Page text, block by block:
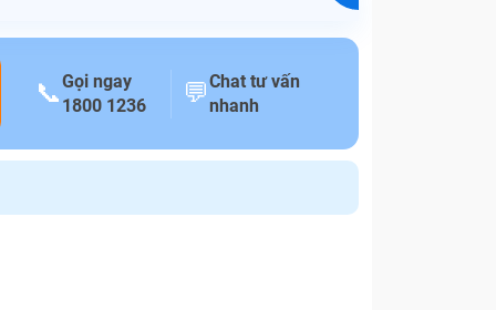
📞Gọi ngay
1800 1236
💬Chat tư vấn
nhanh